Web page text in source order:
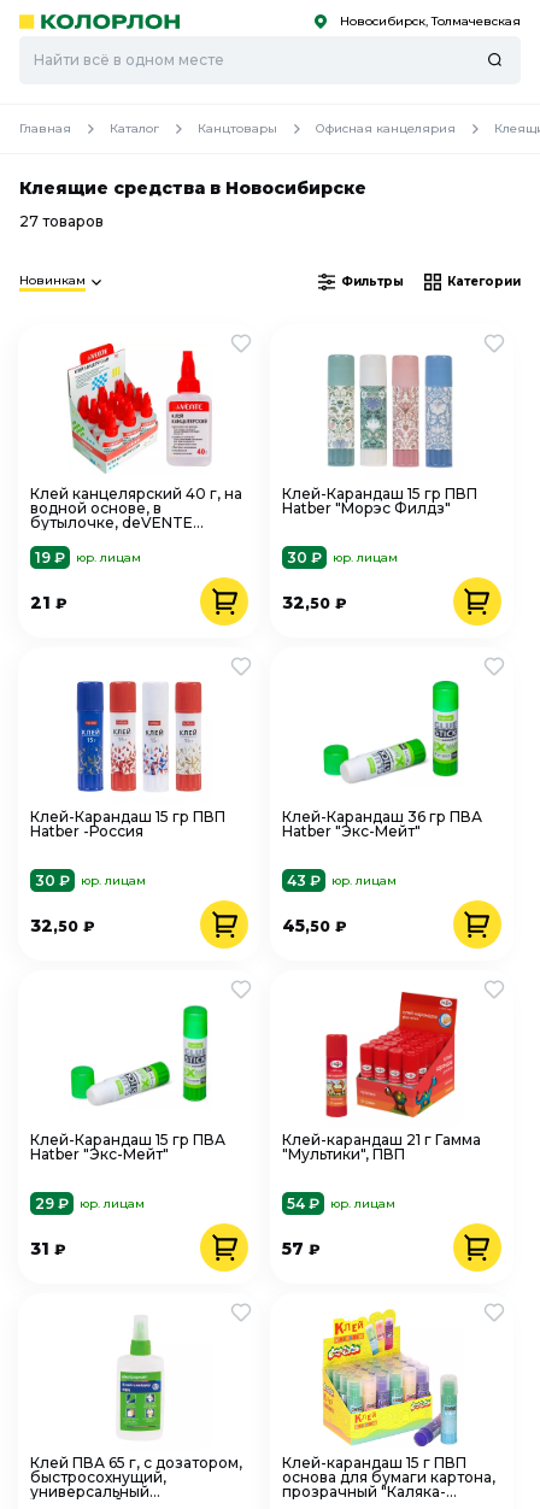
Скоро
Скоро Новосибирск, Толмачевская
Главная Каталог Канцтовары Офисная канцелярия
Клеящие средства в Новосибирске
27 товаров
Новинкам Фильтры Категории
Клей канцелярский 40 г, на
водной основе, в
бутылочке, deVENTE
19 ₽
юр. лицам
21 ₽
Клей-Карандаш 15 гр ПВП
Hatber "Морэс Филдз"
30 ₽ юр. лицам
32,50 ₽
Клей-Карандаш 15 гр ПВП
Hatber -Россия
30 ₽ юр. лицам
32,50 ₽
Клей-Карандаш 36 гр ПВА
Hatber "Экс-Мейт"
43 ₽ юр. лицам
45,50 ₽
Клей-Карандаш 15 гр ПВА
Hatber "Экс-Мейт"
29 ₽ юр. лицам
31 ₽
Клей-карандаш 21 г Гамма
"Мультики", ПВП
54 ₽ юр. лицам
57₽
Клей ПВА 65 г, с дозатором,
быстросохнущий,
универсальный
Клей-карандаш 15 г ПВП
основа для бумаги картона,
прозрачный "Каляка-